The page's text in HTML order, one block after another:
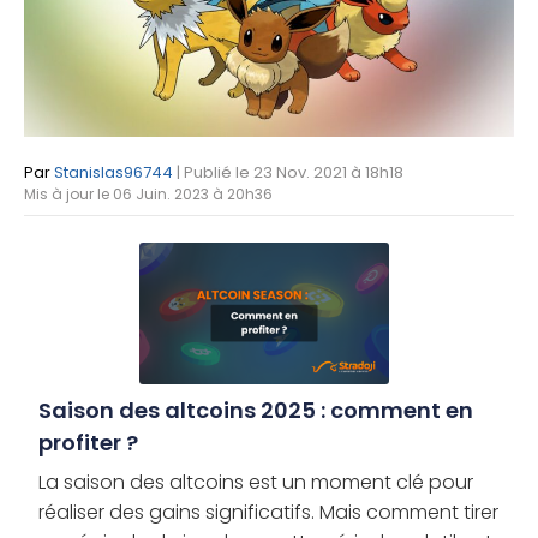
ParStanislas96744 | Publié le 23 Nov. 2021 à 18h18
Mis à jour le 06 Juin. 2023 à 20h36
Saison des altcoins 2025 : comment en
profiter ?
La saison des altcoins est un moment clé pour
réaliser des gains significatifs. Mais comment tirer